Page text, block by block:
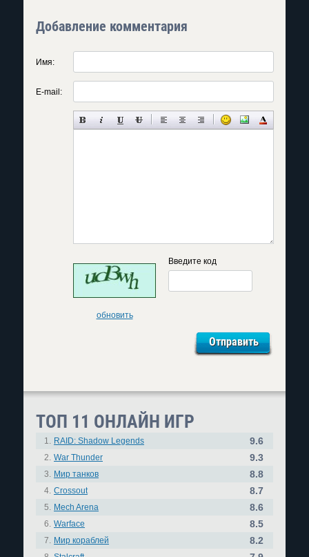
Добавление комментария
Имя:
E-mail:
обновить
Введите код
ТОП 11 ОНЛАЙН ИГР
1. RAID: Shadow Legends 9.6
2. War Thunder 9.3
3. Мир танков 8.8
4. Crossout 8.7
5. Mech Arena 8.6
6. Warface 8.5
7. Мир кораблей 8.2